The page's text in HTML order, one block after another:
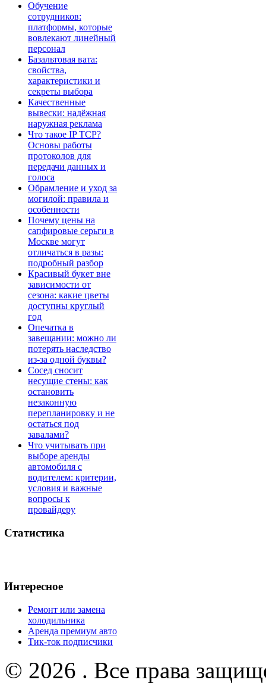
Обучение
сотрудников:
платформы, которые
вовлекают линейный
персонал
Базальтовая вата:
свойства,
характеристики и
секреты выбора
Качественные
вывески: надёжная
наружная реклама
Что такое IP TCP?
Основы работы
протоколов для
передачи данных и
голоса
Обрамление и уход за
могилой: правила и
особенности
Почему цены на
сапфировые серьги в
Москве могут
отличаться в разы:
подробный разбор
Красивый букет вне
зависимости от
сезона: какие цветы
доступны круглый
год
Опечатка в
завещании: можно ли
потерять наследство
из-за одной буквы?
Сосед сносит
несущие стены: как
остановить
незаконную
перепланировку и не
остаться под
завалами?
Что учитывать при
выборе аренды
автомобиля с
водителем: критерии,
условия и важные
вопросы к
провайдеру
Статистика
Интересное
Ремонт или замена
холодильника
Аренда премиум авто
Тик-ток подписчики
© 2026 . Все права